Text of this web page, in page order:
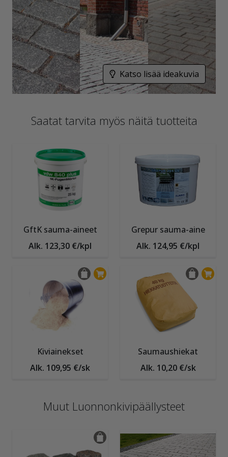
Katso lisää ideakuvia
Saatat tarvita myös näitä tuotteita
GftK sauma-aineet
Alk. 123,30 €/kpl
Grepur sauma-aine
Alk. 124,95 €/kpl
Kiviainekset
Alk. 109,95 €/sk
Saumaushiekat
Alk. 10,20 €/sk
Muut Luonnonkivipäällysteet